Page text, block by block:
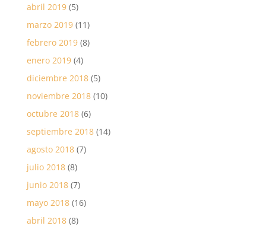
abril 2019(5)
marzo 2019(11)
febrero 2019(8)
enero 2019(4)
diciembre 2018(5)
noviembre 2018(10)
octubre 2018(6)
septiembre 2018(14)
agosto 2018(7)
julio 2018(8)
junio 2018(7)
mayo 2018(16)
abril 2018(8)